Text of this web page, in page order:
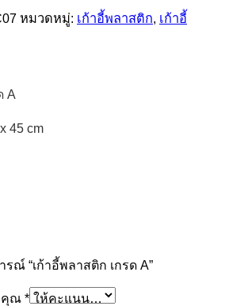
หมวดหมู่: เก้าอี้พลาสติก, เก้าอี้
A
45 cm
ณ์ “เก้าอี้พลาสติก เกรด A”
คุณ *